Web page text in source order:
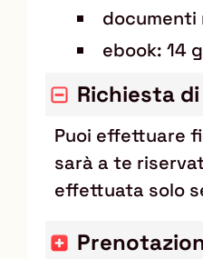
documenti
ebook: 14
Richiesta
Puoi effettuare
sarà a te
effettuata solo